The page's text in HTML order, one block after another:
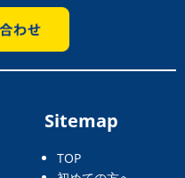
Sitemap
TOP